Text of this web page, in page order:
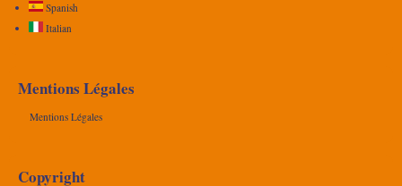
Spanish
Italian
Mentions Légales
Mentions Légales
Copyright